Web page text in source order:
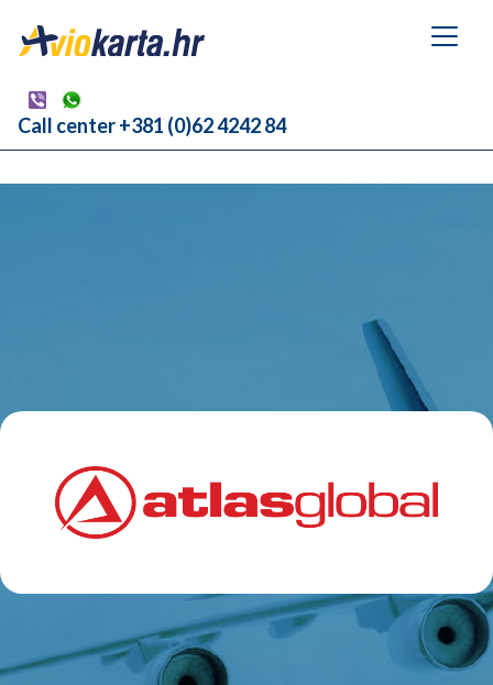
Call center +381 (0)62 4242 84